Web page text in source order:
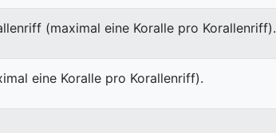
(maximal eine Koralle pro Korallenriff).
eine Koralle pro Korallenriff).